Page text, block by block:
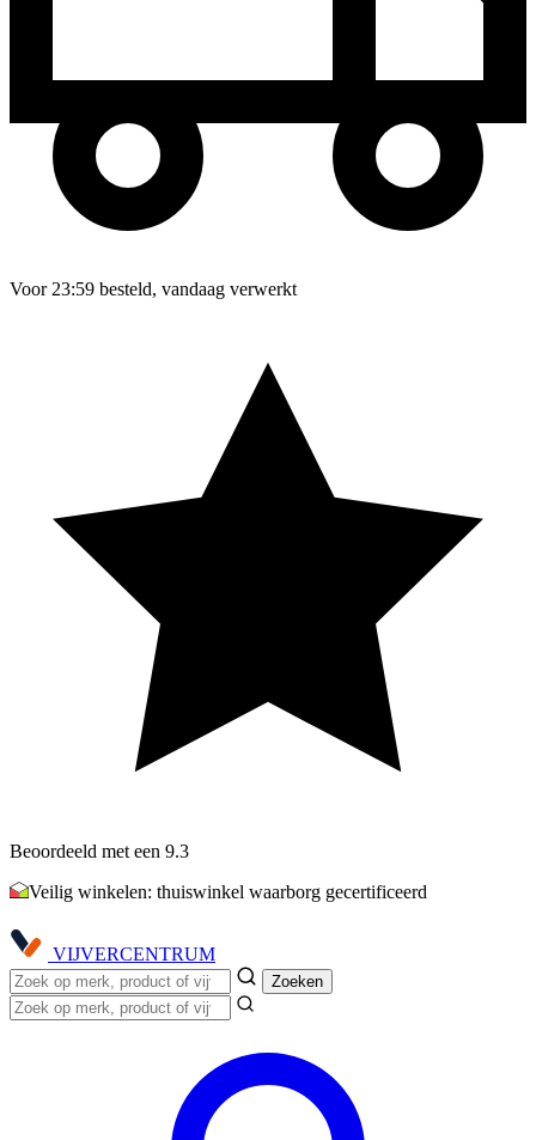
Voor 23:59 besteld, vandaag verwerkt
Beoordeeld met een 9.3
Veilig winkelen: thuiswinkel waarborg gecertificeerd
VIJVERCENTRUM
Zoeken